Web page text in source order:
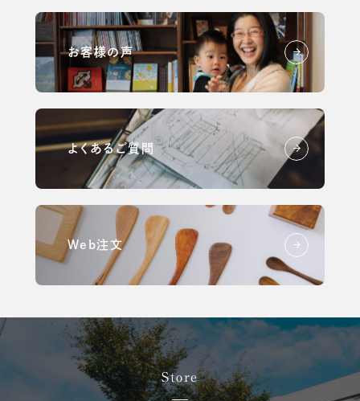
お客様の声
よくあるご質問
Web注文
Store